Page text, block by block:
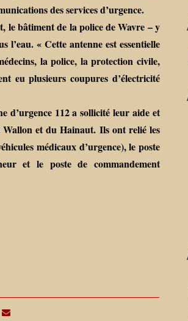
des services d’urgence.
bâtiment de la police de Wavre – y
l’eau. « Cette antenne est essentielle
la police, la protection civile,
eu plusieurs coupures d’électricité
d’urgence 112 a sollicité leur aide et
et du Hainaut. Ils ont relié les
médicaux d’urgence), le poste
et le poste de commandement